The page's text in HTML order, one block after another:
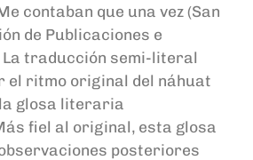
contaban que una vez (San
de Publicaciones e
La traducción semi-literal
el ritmo original del náhuat
glosa literaria
fiel al original, esta glosa
posteriores